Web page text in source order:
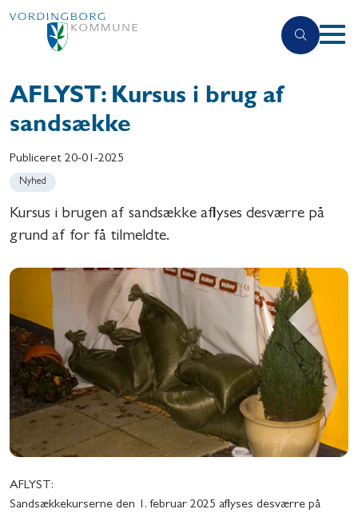
AFLYST: Kursus i brug af
sandsække
Publiceret 20-01-2025
Nyhed
Kursus i brugen af sandsække aflyses desværre på
grund af for få tilmeldte.
AFLYST:
Sandsækkekurserne den 1. februar 2025 aflyses desværre på